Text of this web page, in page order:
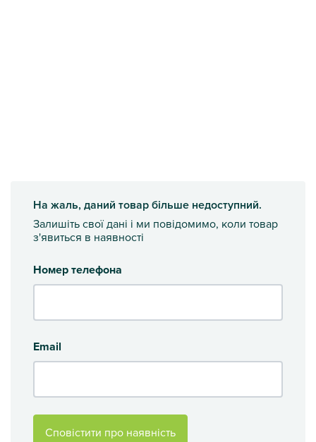
На жаль, даний товар більше недоступний.
Залишіть свої дані і ми повідомимо, коли товар
з'явиться в наявності
Номер телефона
Email
Сповістити про наявність